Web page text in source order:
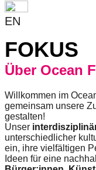
enables
the
long-
term
success.
EN
FOKUS
Über Ocean
Willkommen im
gemeinsam unsere
gestalten!
Unser
unterschiedlicher
ein, ihre vielfältigen
Ideen für eine